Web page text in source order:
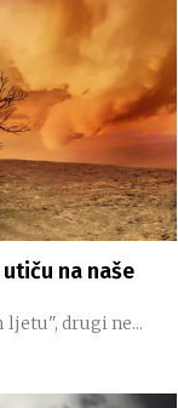
na naše
drugi ne...